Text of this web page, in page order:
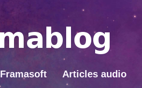
Framasoft Articles audio